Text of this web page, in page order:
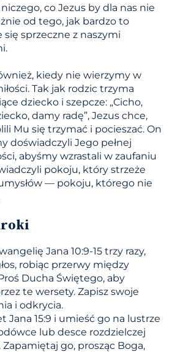
co Jezus by dla nas nie
od tego, jak bardzo to
się sprzeczne z naszymi
kiedy nie wierzymy w
Tak jak rodzic trzyma
dziecko i szepcze: „Cicho,
damy radę”, Jezus chce,
Mu się trzymać i pocieszać. On
doświadczyli Jego pełnej
abyśmy wzrastali w zaufaniu
pokoju, który strzeże
— pokoju, którego nie
Jana 10:9-15 trzy razy,
robiąc przerwy między
Ducha Świętego, aby
te wersety. Zapisz swoje
i odkrycia.
Jana 15:9 i umieść go na lustrze
lub desce rozdzielczej
go, prosząc Boga,